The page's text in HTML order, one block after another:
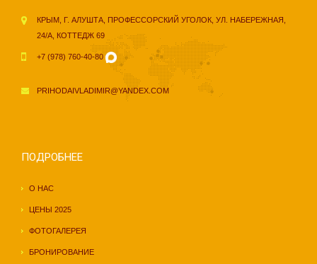
КРЫМ, Г. АЛУШТА, ПРОФЕССОРСКИЙ УГОЛОК, УЛ. НАБЕРЕЖНАЯ,
24/А, КОТТЕДЖ 69
+7 (978) 760-40-80
PRIHODAIVLADIMIR@YANDEX.COM
ПОДРОБНЕЕ
О НАС
ЦЕНЫ 2025
ФОТОГАЛЕРЕЯ
БРОНИРОВАНИЕ